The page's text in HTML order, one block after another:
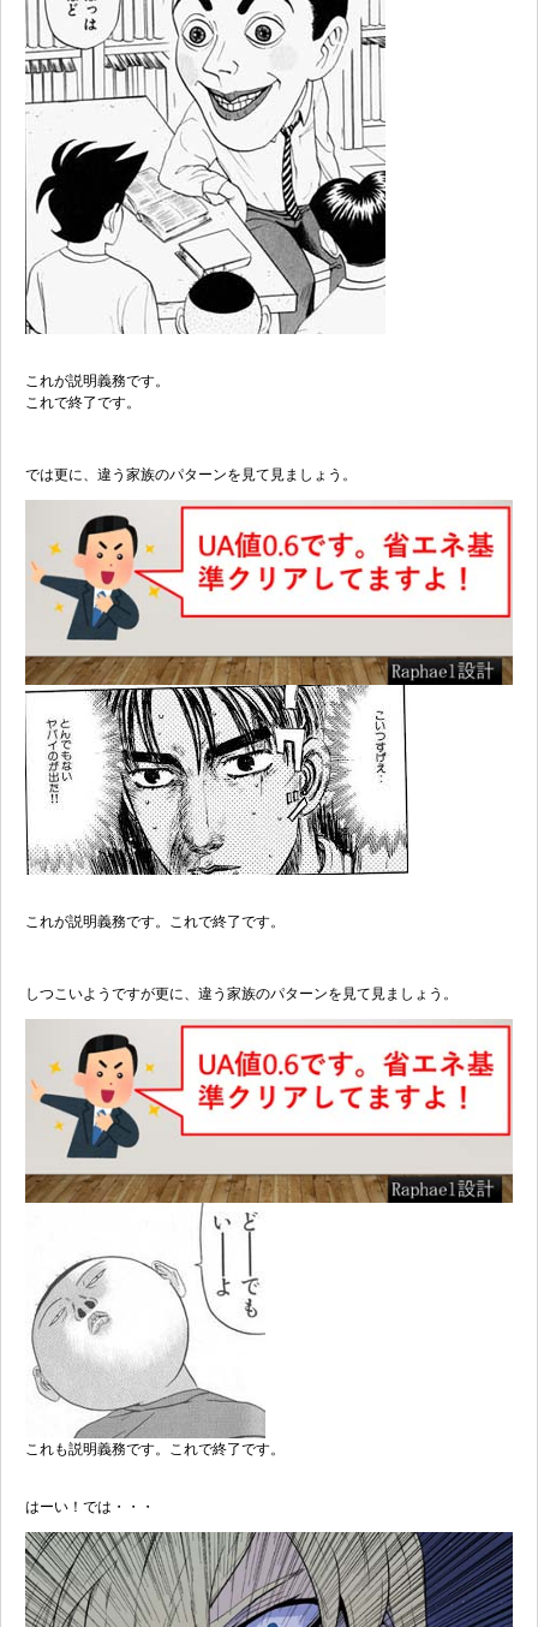
これが説明義務です。
これで終了です。
では更に、違う家族のパターンを見て見ましょう。
これが説明義務です。これで終了です。
しつこいようですが更に、違う家族のパターンを見て見ましょう。
これも説明義務です。これで終了です。
はーい！では・・・